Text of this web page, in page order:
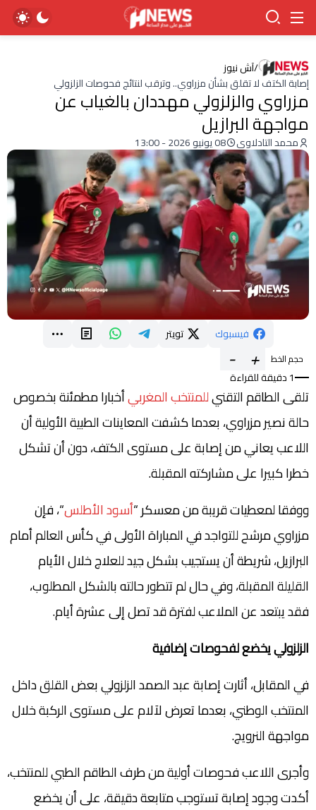
/آش نيوز
إصابة الكتف لا تقلق بشأن مزراوي.. وترقب لنتائج فحوصات الزلزولي
مزراوي والزلزولي مهددان بالغياب عن
مواجهة البرازيل
محمد التادلاوي 08 يونيو 2026 - 13:00
فيسبوك تويتر
حجم الخط +
-
1 دقيقة للقراءة
تلقى الطاقم التقنيللمنتخب المغربيأخبارا مطمئنة بخصوص
حالة نصير مزراوي، بعدما كشفت المعاينات الطبية الأولية أن
اللاعب يعاني من إصابة على مستوى الكتف، دون أن تشكل
خطرا كبيرا على مشاركته المقبلة.
ووفقا لمعطيات قريبة من معسكر “أسود الأطلس“، فإن
مزراوي مرشح للتواجد في المباراة الأولى في كأس العالم أمام
البرازيل، شريطة أن يستجيب بشكل جيد للعلاج خلال الأيام
القليلة المقبلة، وفي حال لم تتطور حالته بالشكل المطلوب،
فقد يبتعد عن الملاعب لفترة قد تصل إلى عشرة أيام.
الزلزولي يخضع لفحوصات إضافية
في المقابل، أثارت إصابة عبد الصمد الزلزولي بعض القلق داخل
المنتخب الوطني، بعدما تعرض لآلام على مستوى الركبة خلال
مواجهة النرويج.
وأجرى اللاعب فحوصات أولية من طرف الطاقم الطبي للمنتخب،
أكدت وجود إصابة تستوجب متابعة دقيقة، على أن يخضع